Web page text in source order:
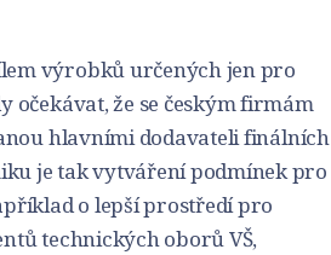
výrobků určených jen pro
očekávat, že se českým firmám
hlavními dodavateli finálních
je tak vytváření podmínek pro
o lepší prostředí pro
technických oborů VŠ,